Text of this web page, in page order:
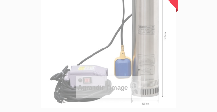
Agrandir l'image